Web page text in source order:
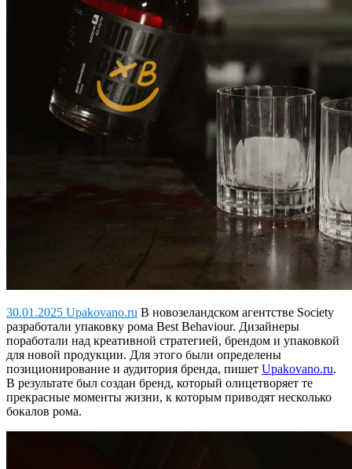
30.01.2025 Upakovano.ru В новозеландском агентстве Society
разработали упаковку рома Best Behaviour. Дизайнеры
поработали над креативной стратегией, брендом и упаковкой
для новой продукции. Для этого были определены
позиционирование и аудитория бренда, пишет Upakovano.ru.
В результате был создан бренд, который олицетворяет те
прекрасные моменты жизни, к которым приводят несколько
бокалов рома.